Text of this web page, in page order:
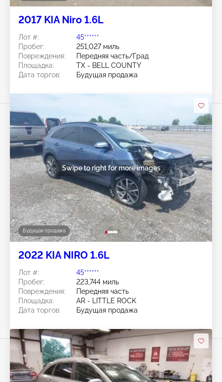
2017 KIA Niro 1.6L
Лот #:
45******
Пробег:
251,027 миль
Повреждения:
Передняя часть/Град
Площадка:
TX - BELL COUNTY
Дата торгов:
Будущая продажа
Будущая продажа
Swipe to right for more images
2022 KIA NIRO 1.6L
Лот #:
45******
Пробег:
223,744 миль
Повреждения:
Передняя часть
Площадка:
AR - LITTLE ROCK
Дата торгов:
Будущая продажа